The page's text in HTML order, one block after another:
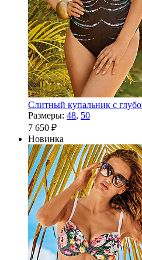
Слитный купальник с
Размеры: 48, 50
7 650 ₽
Новинка